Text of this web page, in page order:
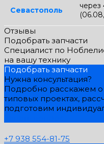
Севастополь
через
Отзывы
Подобрать запчасти
Специалист по
на вашу технику
Подобрать запчасти
Нужна консультация?
Подробно расскажем о
типовых проектах,
подготовим
+7 938 554-81-75